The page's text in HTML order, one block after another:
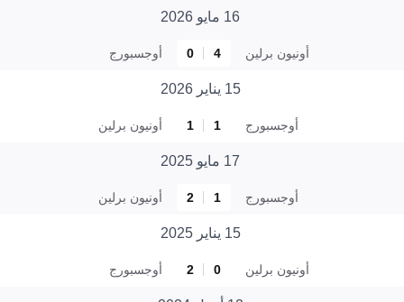
16 مايو 2026
أونيون برلين 4
0 أوجسبورج
15 يناير 2026
أوجسبورج 1
1 أونيون برلين
17 مايو 2025
أوجسبورج 1
2 أونيون برلين
15 يناير 2025
أونيون برلين 0
2 أوجسبورج